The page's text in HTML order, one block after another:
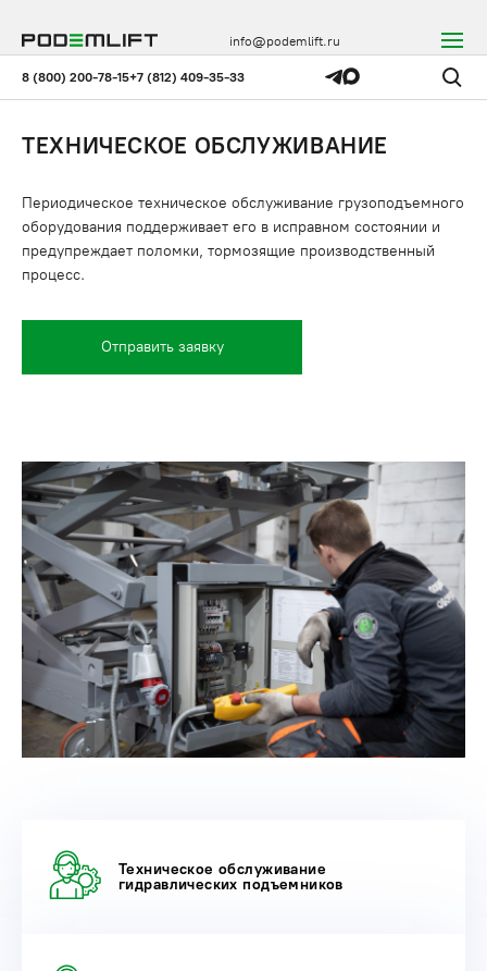
8 (800) 200-78-15+7 (812) 409-35-33
info@podemlift.ru
ТЕХНИЧЕСКОЕ ОБСЛУЖИВАНИЕ
Периодическое техническое обслуживание грузоподъемного
оборудования поддерживает его в исправном состоянии и
предупреждает поломки, тормозящие производственный
процесс.
Отправить заявку
Техническое обслуживание
гидравлических подъемников